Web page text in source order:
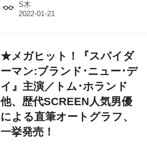
S木
★メガヒット！『スパイダ
ーマン:ブランド･ニュー･デ
イ』主演／トム･ホランド
他、歴代SCREEN人気男優
による直筆オートグラフ、
一挙発売！